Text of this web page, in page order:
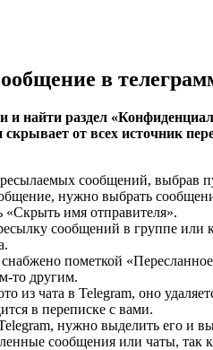
в
и найти раздел
от всех источник
сообщений, выбрав
нужно выбрать
имя отправителя».
сообщений в группе или
пометкой
то другим.
из чата в Telegram, оно
в переписке с вами.
нужно выделить его и
сообщения или чаты, так